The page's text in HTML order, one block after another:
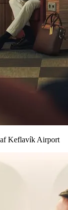
Keflavík Airport